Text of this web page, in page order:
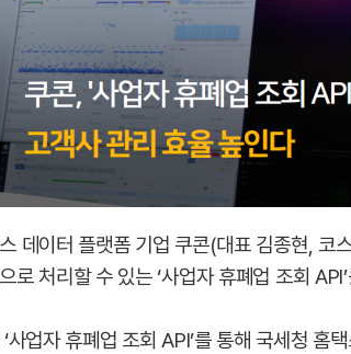
데이터 플랫폼 기업 쿠콘(대표 김종현,
로 처리할 수 있는 ‘사업자 휴폐업 조회
사업자 휴폐업 조회 API’를 통해 국세청 홈